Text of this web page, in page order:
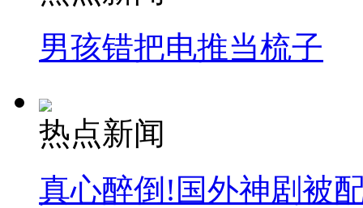
男孩错把电推当梳子
热点新闻
真心醉倒!国外神剧被